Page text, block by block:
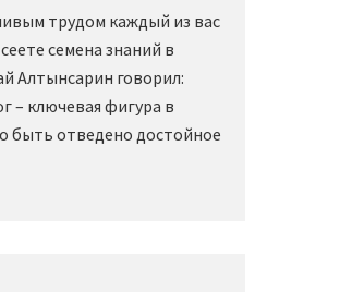
трудом каждый из вас
семена знаний в
Алтынсарин говорил:
– ключевая фигура в
быть отведено достойное